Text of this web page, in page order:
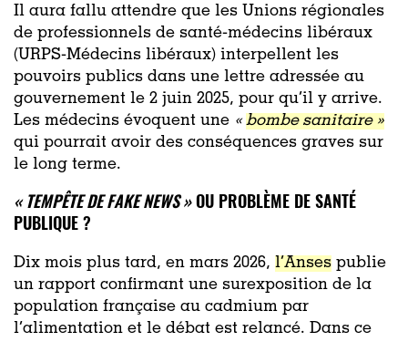
Il aura fallu attendre que les Unions régionales
de professionnels de santé-médecins libéraux
(URPS-Médecins libéraux) interpellent les
pouvoirs publics dans une lettre adressée au
gouvernement le 2 juin 2025, pour qu’il y arrive.
Les médecins évoquent une «bombe sanitaire »
qui pourrait avoir des conséquences graves sur
le long terme.
« TEMPÊTE DE FAKE NEWS »OU PROBLÈME DE SANTÉ
PUBLIQUE ?
Dix mois plus tard, en mars 2026, l’Anses publie
un rapport confirmant une surexposition de la
population française au cadmium par
l’alimentation et le débat est relancé. Dans ce